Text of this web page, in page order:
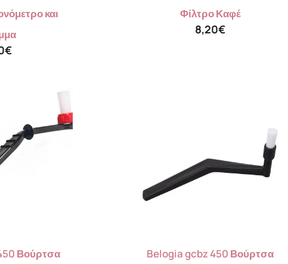
και
€
Φίλτρο Καφέ
8,20€
Βούρτσα Belogia gcbz 450 Βούρτσα